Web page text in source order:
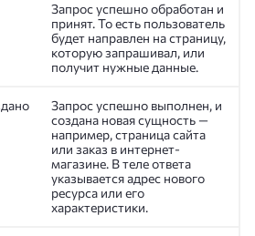
Запрос успешно обработан и
принят. То есть пользователь
будет направлен на страницу,
которую запрашивал, или
получит нужные данные.
Запрос успешно выполнен, и
создана новая сущность —
например, страница сайта
или заказ в интернет-
магазине. В теле ответа
указывается адрес нового
ресурса или его
характеристики.